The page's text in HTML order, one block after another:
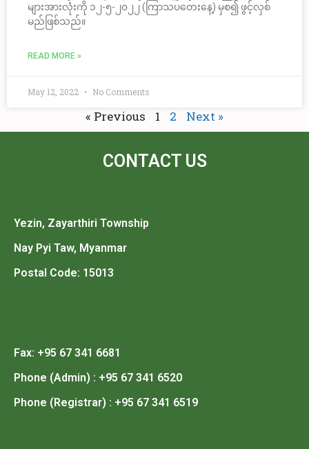
များအားလုံးကို ၁၂-၅-၂၀၂၂ (ကြာသပတေးနေ့) မှစ၍ ဖွင့်လှစ်
မည်ဖြစ်သည်။
READ MORE »
May 12, 2022 No Comments
« Previous 1 2 Next »
CONTACT US
Yezin, Zayarthiri Township
Nay Pyi Taw, Myanmar
Postal Code: 15013
Fax: +95 67 341 6681
Phone (Admin) : +95 67 341 6520
Phone (Registrar) : +95 67 341 6519